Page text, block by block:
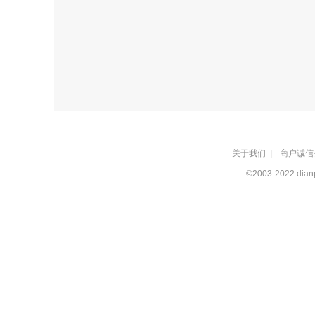
关于我们 商户诚
©2003-2022